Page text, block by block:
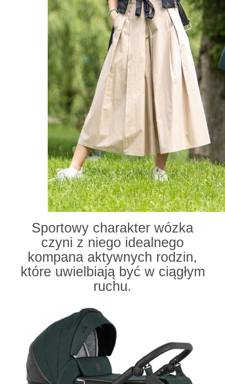
Sportowy charakter wózka
czyni z niego idealnego
kompana aktywnych rodzin,
które uwielbiają być w ciągłym
ruchu.